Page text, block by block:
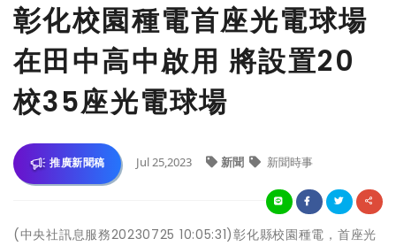
彰化校園種電首座光電球場
在田中高中啟用 將設置20
校35座光電球場
推廣新聞稿 Jul 25,2023 新聞 新聞時事
(中央社訊息服務20230725 10:05:31)彰化縣校園種電，首座光